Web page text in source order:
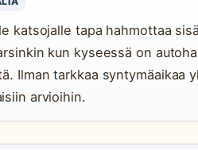
katsojalle tapa hahmottaa
kun kyseessä on
Ilman tarkkaa syntymäaikaa
arvioihin.